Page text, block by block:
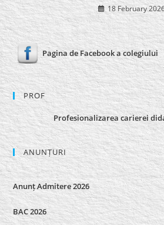
18 February
Pagina de Facebook a colegiului
PROF
Profesionalizarea carierei
ANUNȚURI
Anunț Admitere 2026
BAC 2026